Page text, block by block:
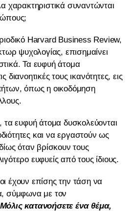
χαρακτηριστικά συναντώνται
Harvard Business Review,
ψυχολογίας, επισημαίνει
Τα ευφυή άτομα
διανοητικές τους ικανότητες, εις
όπως η οικοδόμηση
τα ευφυή άτομα δυσκολεύονται
και να εργαστούν ως
όταν βρίσκουν τους
ευφυείς από τους ίδιους.
έχουν επίσης την τάση να
σύμφωνα με τον
κατανοήσετε ένα θέμα,